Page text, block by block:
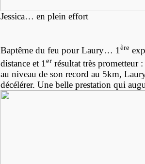
Jessica… en plein effort
Baptême du feu pour Laury… 1ère
distance et 1 er résultat très prometteur
au niveau de son record au 5km,
décélérer. Une belle prestation qui